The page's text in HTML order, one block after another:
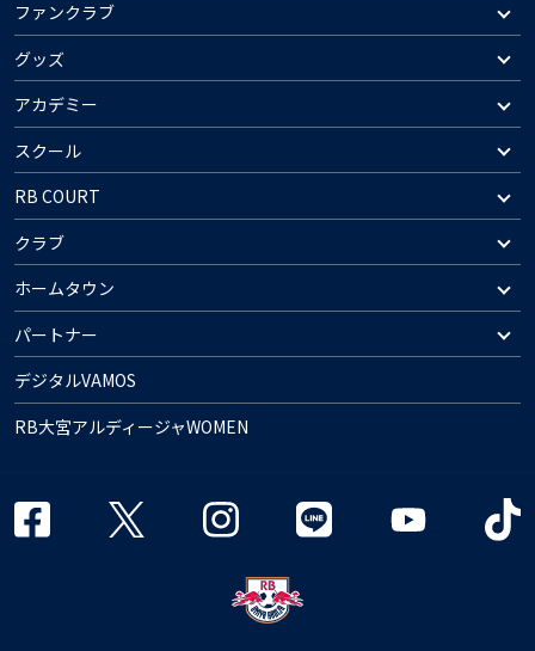
ファンクラブ
グッズ
アカデミー
スクール
RB COURT
クラブ
ホームタウン
パートナー
デジタルVAMOS
RB大宮アルディージャWOMEN